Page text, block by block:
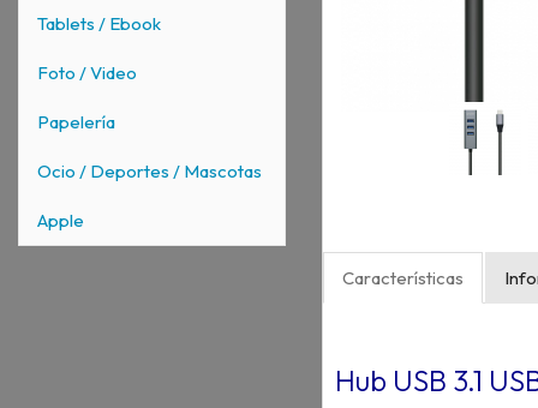
Tablets / Ebook
Foto / Video
Papelería
Ocio / Deportes / Mascotas
Apple
Características
Hub USB 3.1